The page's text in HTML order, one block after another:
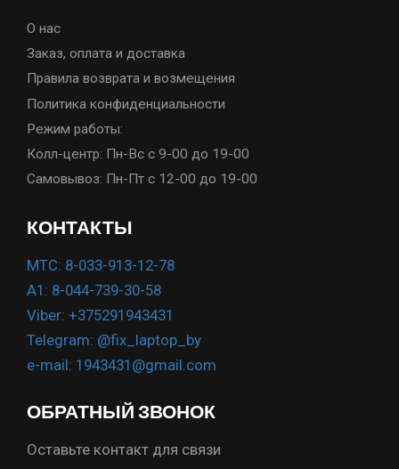
О нас
Заказ, оплата и доставка
Правила возврата и возмещения
Политика конфиденциальности
Режим работы:
Колл-центр: Пн-Вс с 9-00 до 19-00
Самовывоз: Пн-Пт с 12-00 до 19-00
КОНТАКТЫ
МТС: 8-033-913-12-78
А1: 8-044-739-30-58
Viber: +375291943431
Telegram: @fix_laptop_by
e-mail: 1943431@gmail.com
ОБРАТНЫЙ ЗВОНОК
Оставьте контакт для связи